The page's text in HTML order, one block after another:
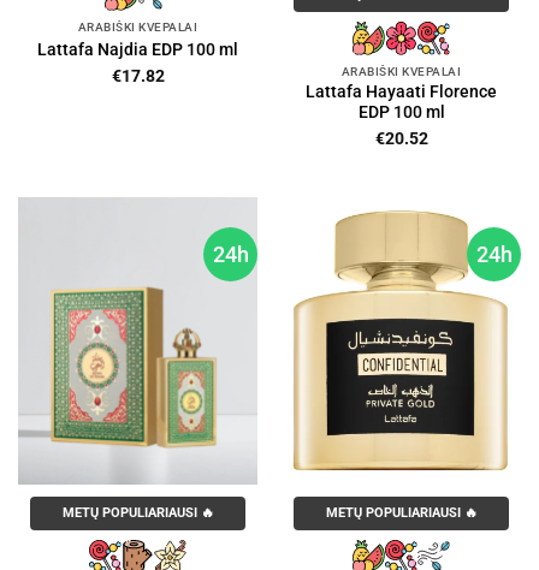
ARABIŠKI KVEPALAI
Lattafa Najdia EDP 100 ml
€17.82 ARABIŠKI KVEPALAI
Lattafa Hayaati Florence
EDP 100 ml
€20.52
24h
METŲ POPULIARIAUSI 🔥
24h
METŲ POPULIARIAUSI 🔥